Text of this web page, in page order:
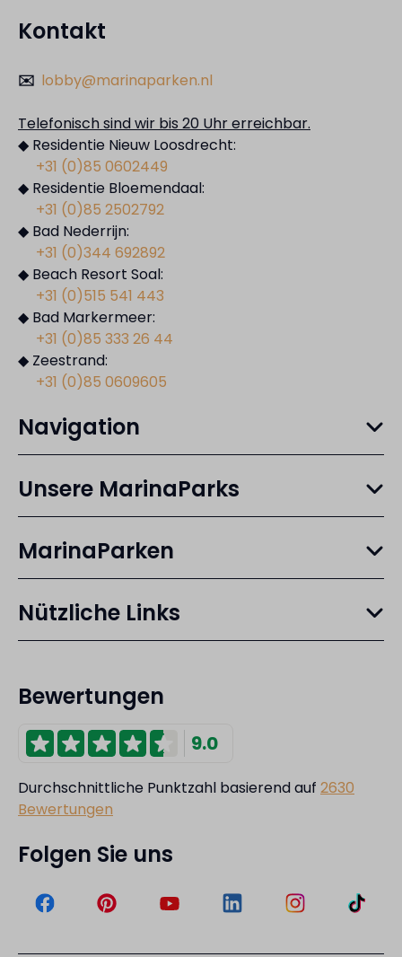
Kontakt
✉️ lobby@marinaparken.nl
Telefonisch sind wir bis 20 Uhr erreichbar.
◆ Residentie Nieuw Loosdrecht:
+31 (0)85 0602449
◆ Residentie Bloemendaal:
+31 (0)85 2502792
◆ Bad Nederrijn:
+31 (0)344 692892
◆ Beach Resort Soal:
+31 (0)515 541 443
◆ Bad Markermeer:
+31 (0)85 333 26 44
◆ Zeestrand:
+31 (0)85 0609605
Navigation
Unsere MarinaParks
MarinaParken
Nützliche Links
Bewertungen
9.0
Durchschnittliche Punktzahl basierend auf 2630
Bewertungen
Folgen Sie uns